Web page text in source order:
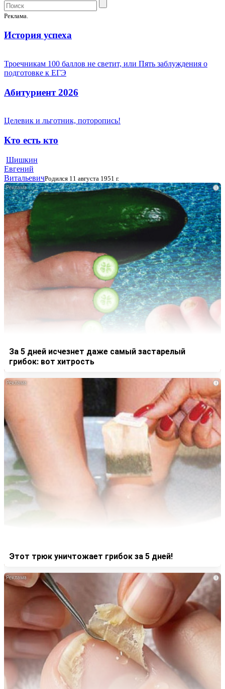
Реклама.
История успеха
Троечникам 100 баллов не светит, или Пять заблуждения о
подготовке к ЕГЭ
Абитуриент 2026
Целевик и льготник, поторопись!
Кто есть кто
Шишкин
Евгений
ВитальевичРодился 11 августа 1951 г.
i
За 5 дней исчезнет даже самый застарелый
грибок: вот хитрость
i
Этот трюк уничтожает грибок за 5 дней!
i